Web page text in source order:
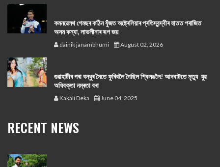
কমনৱেলথ গেমছৰ কঠিন যুঁজত অষ্ট্ৰেলিয়াৰ প্ৰতিদ্বন্দ্বীৰ হাতত পৰাজিত
অসম কন্যা, লাভলীনাৰ ৰূপ জয়
dainik janambhumi August 02, 2026
গুৱাহাটীৰ পৰা বন্ধুৰ সৈতে ফুৰিবলৈ গৈছিল শ্বিলঙলৈ! আদবাটতে মৃত্যু যুৱ
অধিবক্তা নম্ৰতা বৰা
Kakali Deka June 04, 2025
RECENT NEWS